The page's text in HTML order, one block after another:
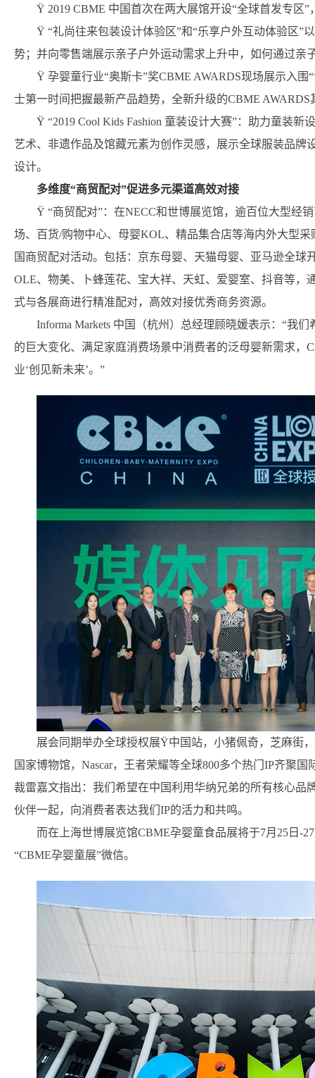
Ÿ 2019 CBME 中国首次在两大展馆开设“全球首发专区
Ÿ “礼尚往来包装设计体验区”和“乐享户外互动体验区”
势；并向零售端展示亲子户外运动需求上升中，如何通过亲
Ÿ 孕婴童行业“奥斯卡”奖CBME AWARDS现场展示入
士第一时间把握最新产品趋势，全新升级的CBME
Ÿ “2019 Cool Kids Fashion 童装设计大赛”：助力童装
艺术、非遗作品及馆藏元素为创作灵感，展示全球服装品牌
设计。
多维度“商贸配对”促进多元渠道高效对接
Ÿ “商贸配对”：在NECC和世博展览馆，逾百位大型经
场、百货/购物中心、母婴KOL、精品集合店等海内外大型
国商贸配对活动。包括：京东母婴、天猫母婴、亚马逊全
OLE、物美、卜蜂莲花、宝大祥、天虹、爱婴室、抖音等
式与各展商进行精准配对，高效对接优秀商务资源。
Informa Markets 中国（杭州）总经理顾晓媛表示：“我
的巨大变化、满足家庭消费场景中消费者的泛母婴新需求，
业‘创见新未来’。”
展会同期举办全球授权展Ÿ中国站，小猪佩奇，芝麻街
国家博物馆，Nascar，王者荣耀等全球800多个热门IP齐聚
裁雷嘉文指出：我们希望在中国利用华纳兄弟的所有核心
伙伴一起，向消费者表达我们IP的活力和共鸣。
而在上海世博展览馆CBME孕婴童食品展将于7月25日-
“CBME孕婴童展”微信。